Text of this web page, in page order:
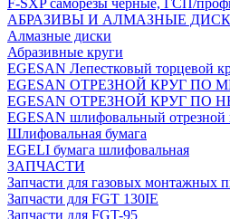
F-SXP саморезы черные, ГСП/
АБРАЗИВЫ И АЛМАЗНЫЕ
Алмазные диски
Абразивные круги
EGESAN Лепестковый торцевой
EGESAN ОТРЕЗНОЙ КРУГ ПО
EGESAN ОТРЕЗНОЙ КРУГ ПО
EGESAN шлифовальный отрезной
Шлифовальная бумага
EGELI бумага шлифовальная
ЗАПЧАСТИ
Запчасти для газовых монтажных
Запчасти для FGT 130IE
Запчасти для FGT-95